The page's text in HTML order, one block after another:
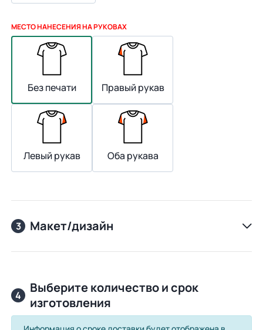
МЕСТО НАНЕСЕНИЯ НА РУКОВАХ
Без печати Правый рукав
Левый рукав Оба рукава
3 Макет/дизайн
4
Выберите количество и срок
изготовления